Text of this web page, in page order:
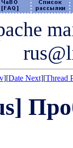
][Date Next][Thread